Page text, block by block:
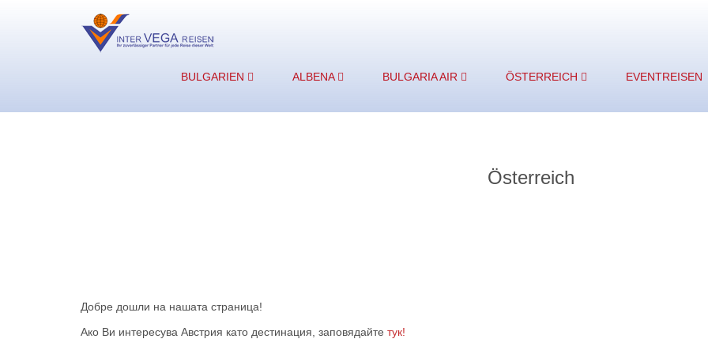
BULGARIEN ALBENA BULGARIA AIR ÖSTERREICH EVENTREISEN
Österreich
Добре дошли на нашата страница!
Ако Ви интересува Австрия като дестинация, заповядайте тук!